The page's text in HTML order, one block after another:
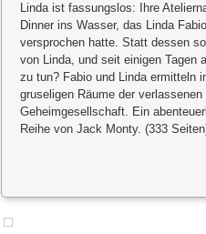
Linda ist fassungslos: Ihre
Dinner ins Wasser, das Linda
versprochen hatte. Statt dessen
von Linda, und seit einigen Tagen
zu tun? Fabio und Linda ermitteln
gruseligen Räume der
Geheimgesellschaft. Ein
Reihe von Jack Monty. (333